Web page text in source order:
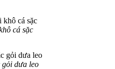
cá sặc
gỏi dưa leo